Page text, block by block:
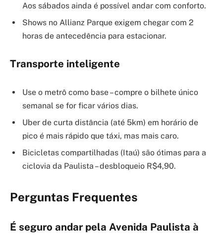
Aos sábados ainda é possível andar com conforto.
Shows no Allianz Parque exigem chegar com 2
horas de antecedência para estacionar.
Transporte inteligente
Use o metrô como base – compre o bilhete único
semanal se for ficar vários dias.
Uber de curta distância (até 5km) em horário de
pico é mais rápido que táxi, mas mais caro.
Bicicletas compartilhadas (Itaú) são ótimas para a
ciclovia da Paulista – desbloqueio R$4,90.
Perguntas Frequentes
É seguro andar pela Avenida Paulista à